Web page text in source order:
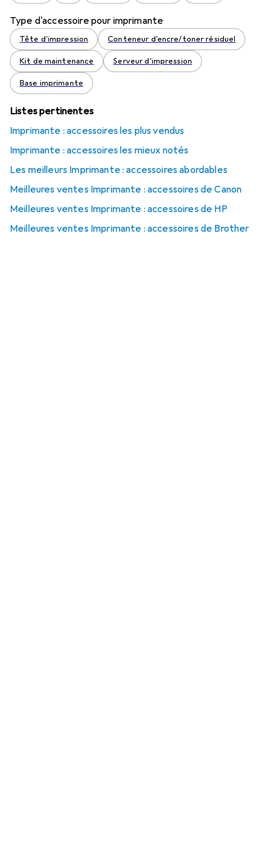
Type d'accessoire pour imprimante
Tête d'impression Conteneur d'encre/toner résiduel
Kit de maintenance Serveur d'impression
Base imprimante
Listes pertinentes
Imprimante : accessoires les plus vendus
Imprimante : accessoires les mieux notés
Les meilleurs Imprimante : accessoires abordables
Meilleures ventes Imprimante : accessoires de Canon
Meilleures ventes Imprimante : accessoires de HP
Meilleures ventes Imprimante : accessoires de Brother